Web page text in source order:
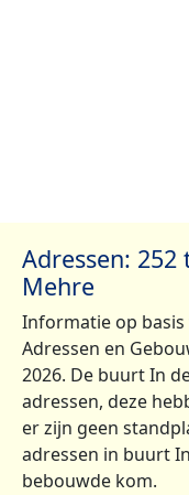
Adressen:
Mehre
Informatie op basis
Adressen en
2026. De buurt In
adressen, deze
er zijn geen
adressen in buurt
bebouwde kom.